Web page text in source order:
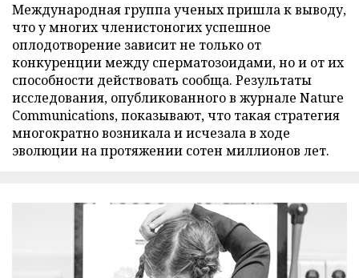
Международная группа ученых пришла к выводу,
что у многих членистоногих успешное
оплодотворение зависит не только от
конкуренции между сперматозоидами, но и от их
способности действовать сообща. Результаты
исследования, опубликованного в журнале Nature
Communications, показывают, что такая стратегия
многократно возникала и исчезала в ходе
эволюции на протяжении сотен миллионов лет.